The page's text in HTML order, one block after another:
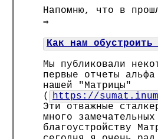
Напомню, что в
⇒
Как нам обустроить
Мы публиковали
первые отчеты альфа
нашей "Матрицы"
(
https://
Эти отважные
много
благоустройству